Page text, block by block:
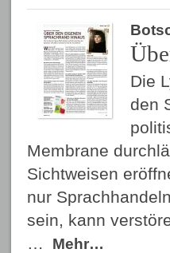
Die
den
Membrane
Sichtweisen
nur
sein, kann
…
Mehr…